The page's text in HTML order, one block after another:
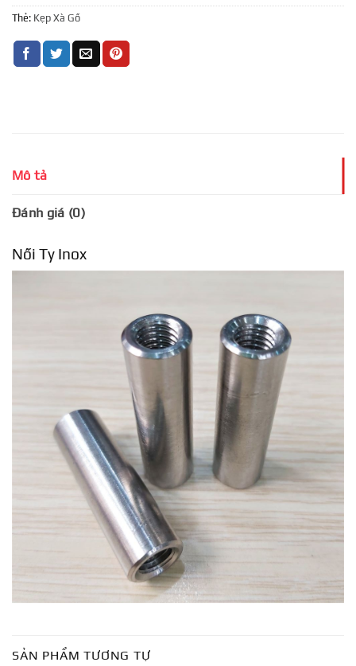
Thẻ: Kẹp Xà Gồ
Mô tả
Đánh giá (0)
Nối Ty Inox
SẢN PHẨM TƯƠNG TỰ